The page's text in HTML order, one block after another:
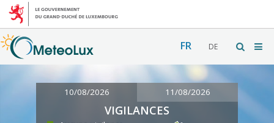
FR DE
10/08/2026 11/08/2026
VIGILANCES